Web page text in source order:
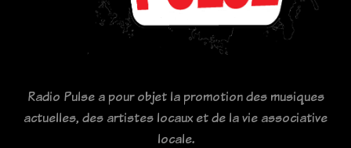
Radio Pulse a pour objet la promotion des musiques
actuelles, des artistes locaux et de la vie associative
locale.